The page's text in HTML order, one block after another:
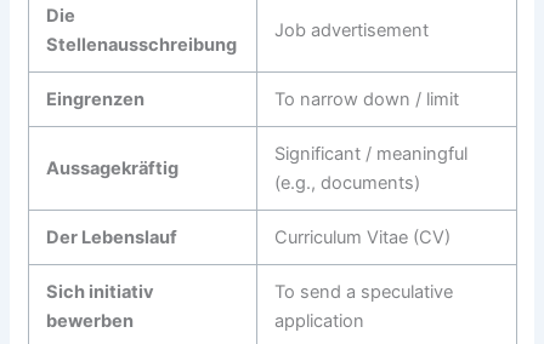
Die
Stellenausschreibung
Job advertisement
Eingrenzen To narrow down / limit
Aussagekräftig
Significant / meaningful
(e.g., documents)
Der Lebenslauf Curriculum Vitae (CV)
Sich initiativ
bewerben
To send a speculative
application